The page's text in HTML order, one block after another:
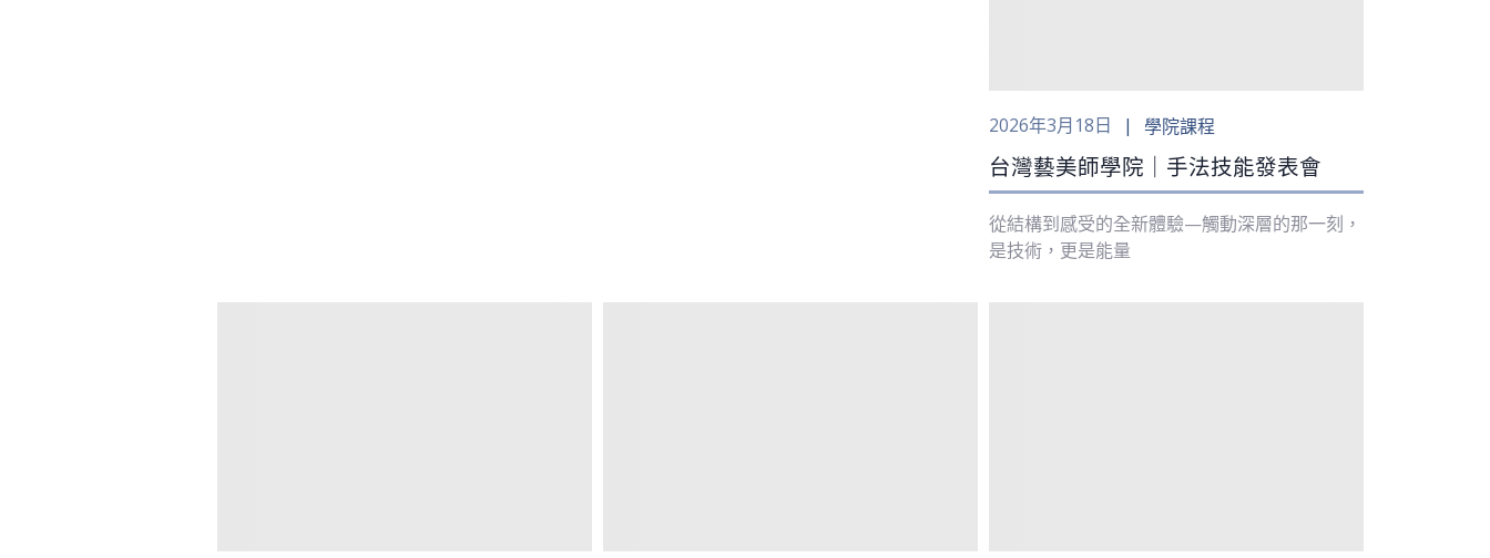
2026年3月18日 學院課程
台灣藝美師學院｜手法技能發表會
從結構到感受的全新體驗—觸動深層的那一刻，
是技術，更是能量